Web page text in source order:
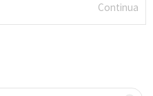
Continua